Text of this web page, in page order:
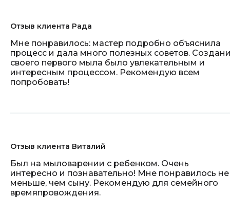
Отзыв клиента Рада
Мне понравилось: мастер подробно объяснила
процесс и дала много полезных советов.
своего первого мыла было увлекательным и
интересным процессом. Рекомендую всем
попробовать!
Отзыв клиента Виталий
Был на мыловарении с ребенком. Очень
интересно и познавательно! Мне понравилось не
меньше, чем сыну. Рекомендую для семейного
времяпровождения.